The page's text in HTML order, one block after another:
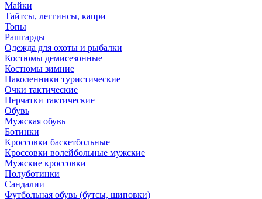
Майки
Тайтсы, леггинсы, капри
Топы
Рашгарды
Одежда для охоты и рыбалки
Костюмы демисезонные
Костюмы зимние
Наколенники туристические
Очки тактические
Перчатки тактические
Обувь
Мужская обувь
Ботинки
Кроссовки баскетбольные
Кроссовки волейбольные мужские
Мужские кроссовки
Полуботинки
Сандалии
Футбольная обувь (бутсы, шиповки)